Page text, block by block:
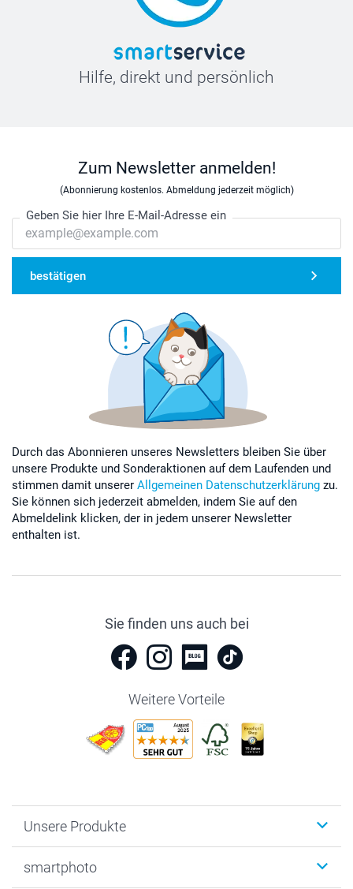
Hilfe, direkt und persönlich
Zum Newsletter anmelden!
(Abonnierung kostenlos. Abmeldung jederzeit möglich)
Geben Sie hier Ihre E-Mail-Adresse ein
bestätigen
Durch das Abonnieren unseres Newsletters bleiben Sie über
unsere Produkte und Sonderaktionen auf dem Laufenden und
stimmen damit unserer Allgemeinen Datenschutzerklärung zu.
Sie können sich jederzeit abmelden, indem Sie auf den
Abmeldelink klicken, der in jedem unserer Newsletter
enthalten ist.
Sie finden uns auch bei
Weitere Vorteile
Unsere Produkte
Fotogeschenke
smartphoto